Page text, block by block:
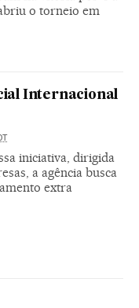
o torneio em
Internacional
iniciativa, dirigida
a agência busca
extra